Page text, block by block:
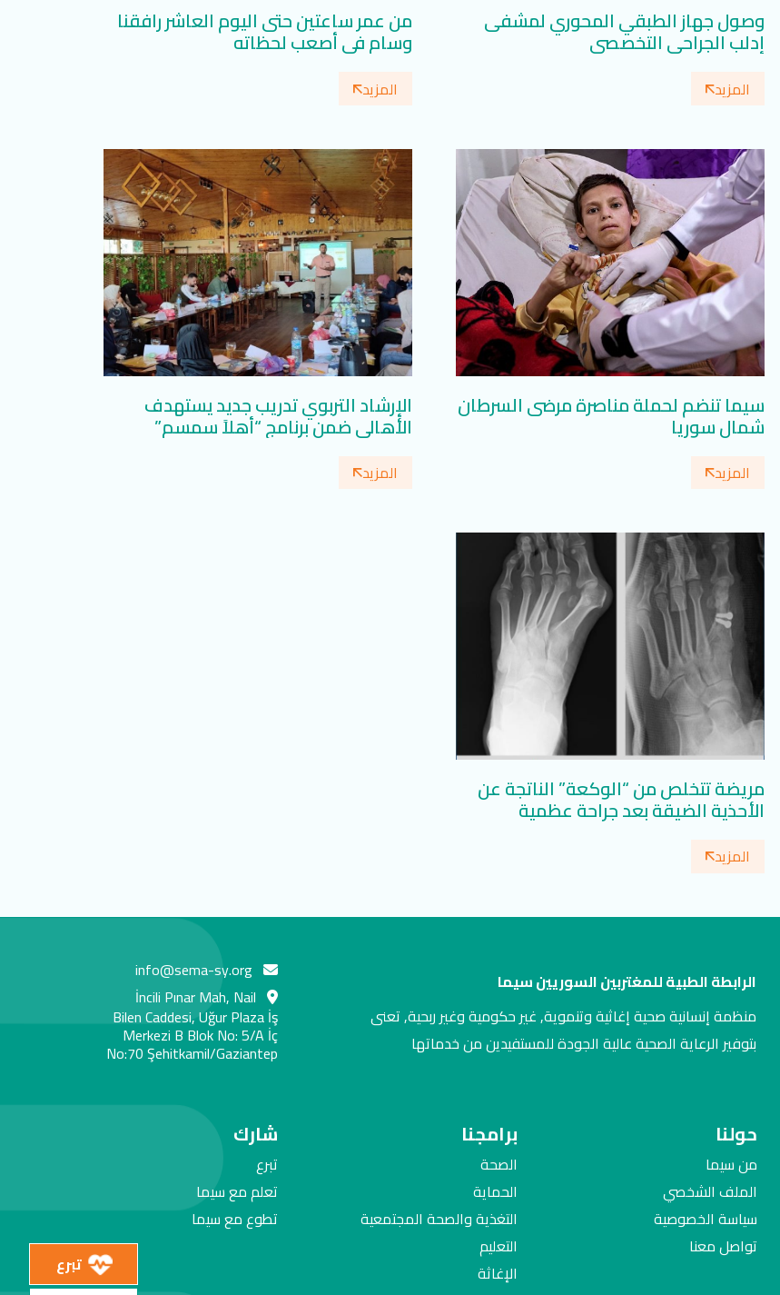
وصول جهاز الطبقي المحوري لمشفى
إدلب الجراحي التخصصي
المزيد
من عمر ساعتين حتى اليوم العاشر رافقنا
وسام في أصعب لحظاته
المزيد
سيما تنضم لحملة مناصرة مرضى السرطان
شمال سوريا
المزيد
الإرشاد التربوي تدريب جديد يستهدف
الأهالي ضمن برنامج “أهلاً سمسم”
المزيد
مريضة تتخلص من “الوكعة” الناتجة عن
الأحذية الضيقة بعد جراحة عظمية
المزيد
الرابطة الطبية للمغتربين السوريين سيما
منظمة إنسانية صحية إغاثية وتنموية, غير حكومية وغير ربحية, تعنى
بتوفير الرعاية الصحية عالية الجودة للمستفيدين من خدماتها
info@sema-sy.org
İncili Pınar Mah, Nail
Bilen Caddesi, Uğur Plaza İş
Merkezi B Blok No: 5/A İç
No:70 Şehitkamil/Gaziantep
حولنا
من سيما
الملف الشخصي
سياسة الخصوصية
تواصل معنا
برامجنا
الصحة
الحماية
التغذية والصحة المجتمعية
التعليم
الإغاثة
شارك
تبرع
تعلم مع سيما
تطوع مع سيما
تبرع